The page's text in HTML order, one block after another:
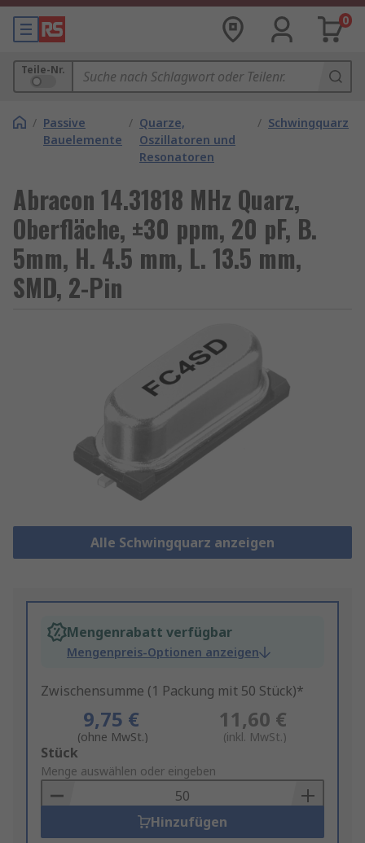
0
Teile-Nr.
/ Passive
Bauelemente
/ Quarze,
Oszillatoren und
Resonatoren
/ Schwingquarz
Abracon 14.31818 MHz Quarz,
Oberfläche, ±30 ppm, 20 pF, B.
5mm, H. 4.5 mm, L. 13.5 mm,
SMD, 2-Pin
Alle Schwingquarz anzeigen
Mengenrabatt verfügbar
Mengenpreis-Optionen anzeigen
Zwischensumme (1 Packung mit 50 Stück)*
9,75 €
(ohne MwSt.)
11,60 €
(inkl. MwSt.)
Add
to
Basket
Stück
Menge auswählen oder eingeben
Hinzufügen